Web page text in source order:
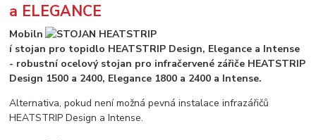
a ELEGANCE
Mobiln
í stojan pro topidlo HEATSTRIP Design, Elegance a Intense
- robustní ocelový stojan pro infračervené zářiče HEATSTRIP
Design 1500 a 2400, Elegance 1800 a 2400 a Intense.
Alternativa, pokud není možná pevná instalace infrazářičů
HEATSTRIP Design a Intense.